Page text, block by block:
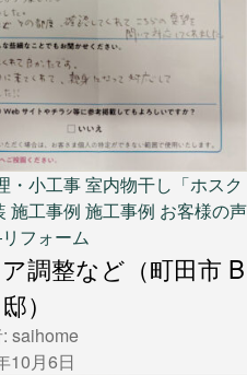
カ
テ
ゴ
リ
ー
・小工事室内物干し「ホスク
施工事例 施工事例 お客様の声
フォーム
調整など（町田市 B
）
saihome
10月6日